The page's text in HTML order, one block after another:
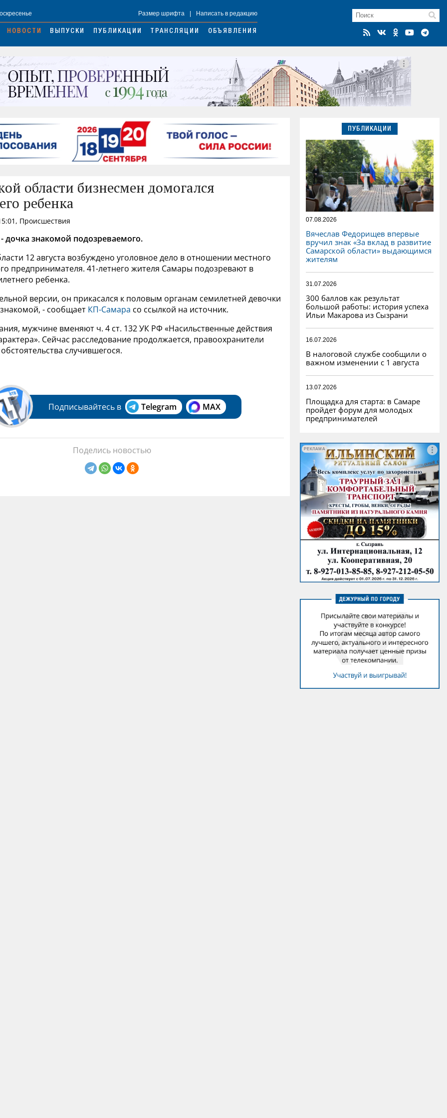
Размер шрифта Написать в редакцию
НОВОСТИ ВЫПУСКИ ПУБЛИКАЦИИ ТРАНСЛЯЦИИ ОБЪЯВЛЕНИЯ
области бизнесмен домогался
ребенка
Происшествия
дочка знакомой подозреваемого.
12 августа возбуждено уголовное дело в отношении местного
предпринимателя. 41-летнего жителя Самары подозревают в
ребенка.
версии, он прикасался к половым органам семилетней девочки
- сообщает КП-Самара со ссылкой на источник.
мужчине вменяют ч. 4 ст. 132 УК РФ «Насильственные действия
Сейчас расследование продолжается, правоохранители
случившегося.
Подписывайтесь в Telegram MAX
Поделись новостью
ПУБЛИКАЦИИ
07.08.2026
Вячеслав Федорищев впервые
вручил знак «За вклад в развитие
Самарской области» выдающимся
жителям
31.07.2026
300 баллов как результат
большой работы: история успеха
Ильи Макарова из Сызрани
16.07.2026
В налоговой службе сообщили о
важном изменении с 1 августа
13.07.2026
Площадка для старта: в Самаре
пройдет форум для молодых
предпринимателей
РЕКЛАМА